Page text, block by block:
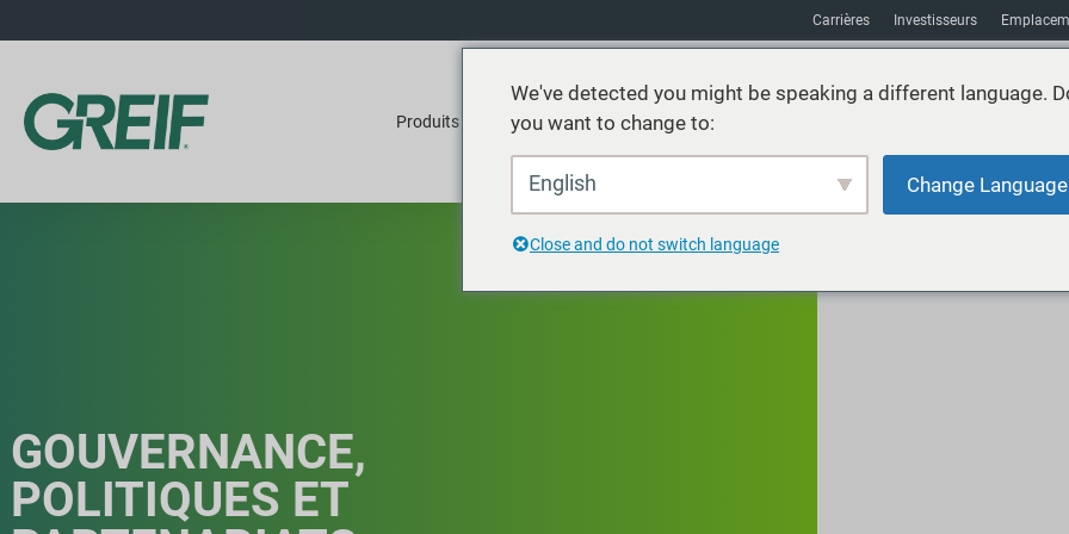
Carrières Investisseurs
Produits Services Durabilité
GOUVERNANCE,
POLITIQUES ET
We've detected you might be speaking a different language.
you want to change to:
English Change Language
Close and do not switch language